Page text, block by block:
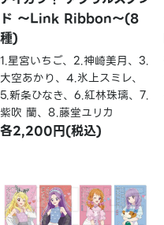
ド ～Link Ribbon～(8
種)
1.星宮いちご、2.神崎美月、3.
大空あかり、4.氷上スミレ、
5.新条ひなき、6.紅林珠璃、7.
紫吹 蘭、8.藤堂ユリカ
各2,200円(税込)